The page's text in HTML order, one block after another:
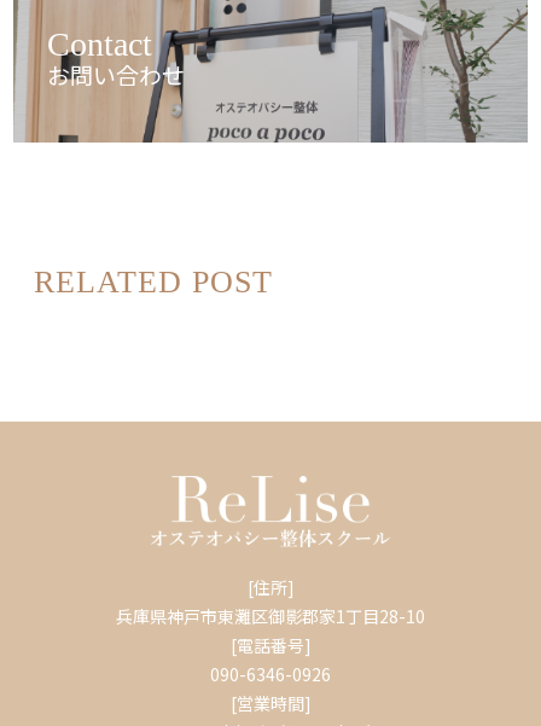
Contact
お問い合わせ
RELATED POST
[住所]
兵庫県神戸市東灘区御影郡家1丁目28-10
[電話番号]
090-6346-0926
[営業時間]